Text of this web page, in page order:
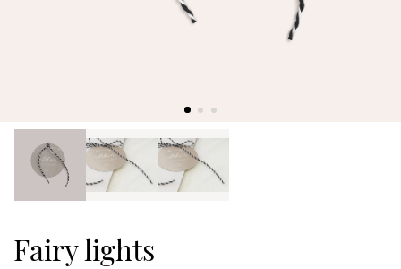
Fairy lights